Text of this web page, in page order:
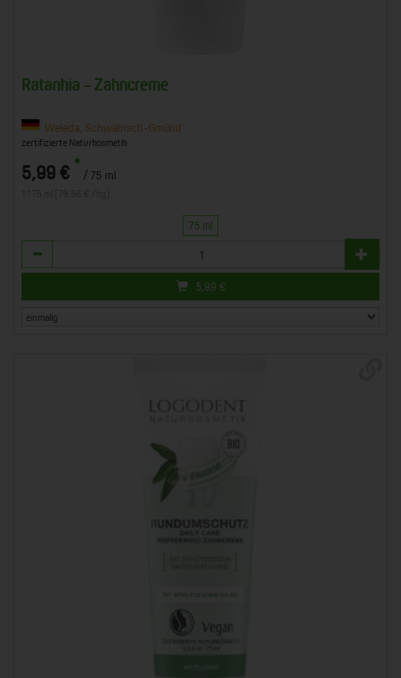
Ratanhia - Zahncreme
Weleda, Schwäbisch-Gmünd
zertifizierte Naturkosmetik
5,99 € * / 75 ml
75 ml
Anzahl
5,99 €